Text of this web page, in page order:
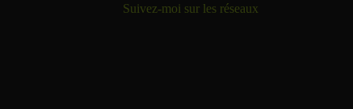
Suivez-moi sur les réseaux